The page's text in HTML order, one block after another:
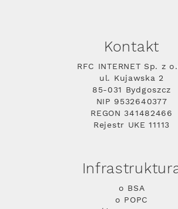
Kontakt
RFC INTERNET Sp. z
ul. Kujawska 2
85-031 Bydgoszcz
NIP 9532640377
REGON 341482466
Rejestr UKE 11113
o BSA
o POPC